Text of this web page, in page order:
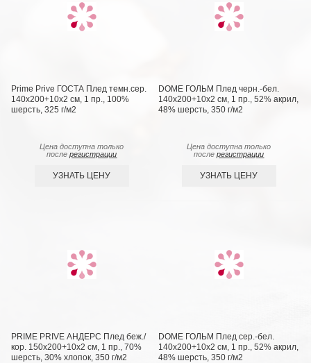
Prime Prive ГОСТА Плед темн.сер.
140х200+10х2 см, 1 пр., 100%
шерсть, 325 г/м2
Цена доступна только
послерегистрации
УЗНАТЬ ЦЕНУ
DOME ГОЛЬМ Плед черн.-бел.
140х200+10х2 см, 1 пр., 52% акрил,
48% шерсть, 350 г/м2
Цена доступна только
послерегистрации
УЗНАТЬ ЦЕНУ
PRIME PRIVE АНДЕРС Плед беж./
кор. 150х200+10х2 см, 1 пр., 70%
шерсть, 30% хлопок, 350 г/м2
DOME ГОЛЬМ Плед сер.-бел.
140х200+10х2 см, 1 пр., 52% акрил,
48% шерсть, 350 г/м2